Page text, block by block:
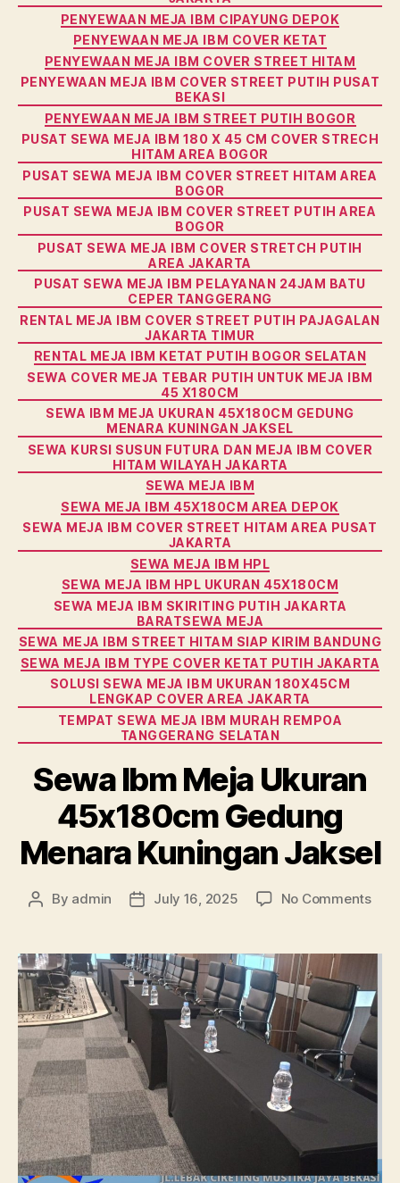
PENYEWAAN MEJA IBM CIPAYUNG DEPOK
PENYEWAAN MEJA IBM COVER KETAT
PENYEWAAN MEJA IBM COVER STREET HITAM
PENYEWAAN MEJA IBM COVER STREET PUTIH PUSAT
BEKASI
PENYEWAAN MEJA IBM STREET PUTIH BOGOR
PUSAT SEWA MEJA IBM 180 X 45 CM COVER STRECH
HITAM AREA BOGOR
PUSAT SEWA MEJA IBM COVER STREET HITAM AREA
BOGOR
PUSAT SEWA MEJA IBM COVER STREET PUTIH AREA
BOGOR
PUSAT SEWA MEJA IBM COVER STRETCH PUTIH
AREA JAKARTA
PUSAT SEWA MEJA IBM PELAYANAN 24JAM BATU
CEPER TANGGERANG
RENTAL MEJA IBM COVER STREET PUTIH PAJAGALAN
JAKARTA TIMUR
RENTAL MEJA IBM KETAT PUTIH BOGOR SELATAN
SEWA COVER MEJA TEBAR PUTIH UNTUK MEJA IBM
45 X180CM
SEWA IBM MEJA UKURAN 45X180CM GEDUNG
MENARA KUNINGAN JAKSEL
SEWA KURSI SUSUN FUTURA DAN MEJA IBM COVER
HITAM WILAYAH JAKARTA
SEWA MEJA IBM
SEWA MEJA IBM 45X180CM AREA DEPOK
SEWA MEJA IBM COVER STREET HITAM AREA PUSAT
JAKARTA
SEWA MEJA IBM HPL
SEWA MEJA IBM HPL UKURAN 45X180CM
SEWA MEJA IBM SKIRITING PUTIH JAKARTA
BARATSEWA MEJA
SEWA MEJA IBM STREET HITAM SIAP KIRIM BANDUNG
SEWA MEJA IBM TYPE COVER KETAT PUTIH JAKARTA
SOLUSI SEWA MEJA IBM UKURAN 180X45CM
LENGKAP COVER AREA JAKARTA
TEMPAT SEWA MEJA IBM MURAH REMPOA
TANGGERANG SELATAN
Sewa Ibm Meja Ukuran
45x180cm Gedung
Menara Kuningan Jaksel
Post
By admin
PostJuly 16, 2025 No Commentson
Meja